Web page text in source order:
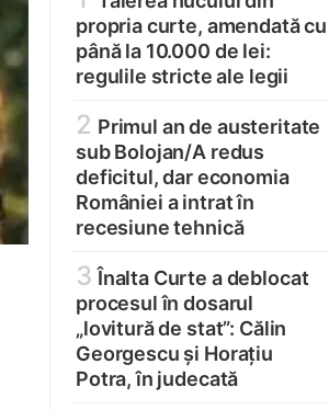
propria curte, amendată cu
până la 10.000 de lei:
regulile stricte ale legii
2 Primul an de austeritate
sub Bolojan/A redus
deficitul, dar economia
României a intrat în
recesiune tehnică
3 Înalta Curte a deblocat
procesul în dosarul
„lovitură de stat”: Călin
Georgescu și Horațiu
Potra, în judecată